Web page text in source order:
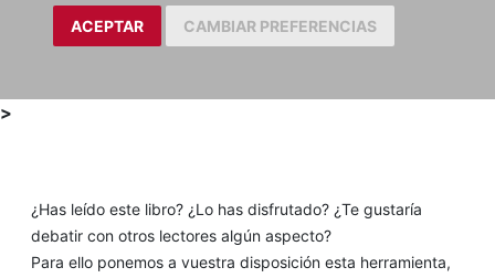
ACEPTAR CAMBIAR PREFERENCIAS
>
¿Has leído este libro? ¿Lo has disfrutado? ¿Te gustaría
debatir con otros lectores algún aspecto?
Para ello ponemos a vuestra disposición esta herramienta,